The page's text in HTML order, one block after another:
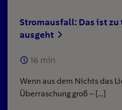
Stromausfall: Das ist
ausgeht
16 min
Wenn aus dem Nichts das
Überraschung groß – […]